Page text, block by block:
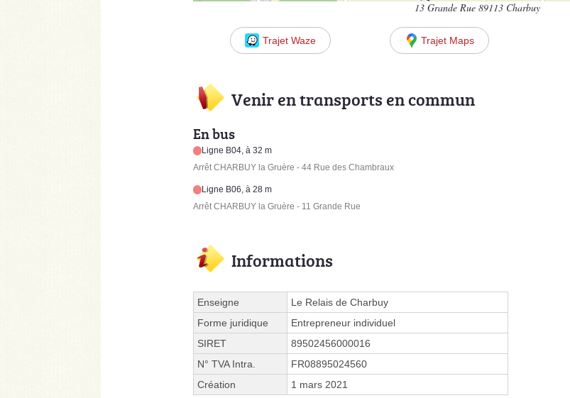
13 Grande Rue 89113 Charbuy
Trajet Waze Trajet Maps
Venir en transports en commun
En bus
Ligne B04, à 32 m
Arrêt CHARBUY la Gruère - 44 Rue des Chambraux
Ligne B06, à 28 m
Arrêt CHARBUY la Gruère - 11 Grande Rue
Informations
Enseigne
Le Relais de Charbuy
Forme juridique
Entrepreneur individuel
SIRET
89502456000016
N° TVA Intra.
FR08895024560
Création
1 mars 2021